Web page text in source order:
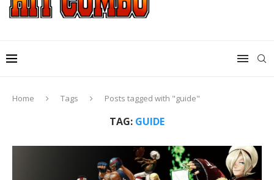
Home Tags Posts tagged with "guide"
TAG: GUIDE